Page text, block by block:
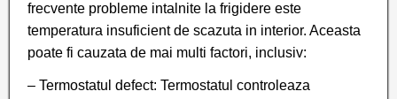
frecvente probleme intalnite la frigidere este
temperatura insuficient de scazuta in interior. Aceasta
poate fi cauzata de mai multi factori, inclusiv:
– Termostatul defect: Termostatul controleaza